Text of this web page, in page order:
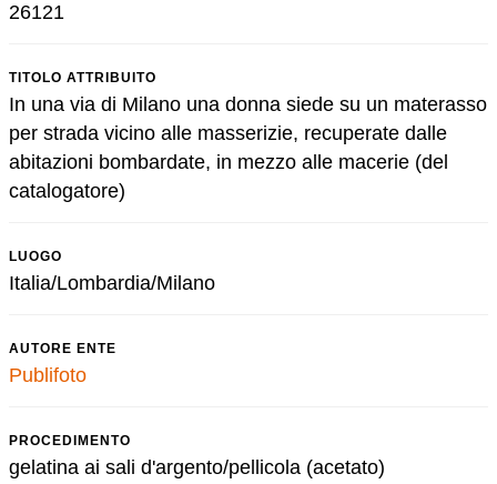
26121
TITOLO ATTRIBUITO
In una via di Milano una donna siede su un materasso
per strada vicino alle masserizie, recuperate dalle
abitazioni bombardate, in mezzo alle macerie (del
catalogatore)
LUOGO
Italia/Lombardia/Milano
AUTORE ENTE
Publifoto
PROCEDIMENTO
gelatina ai sali d'argento/pellicola (acetato)